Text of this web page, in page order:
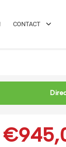
CONTACT
Klasse
€